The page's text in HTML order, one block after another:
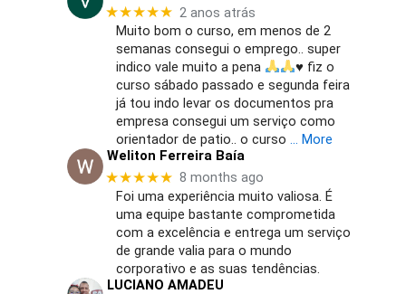
★★★★★ 2 anos atrás
Muito bom o curso, em menos de 2
semanas consegui o emprego.. super
indico vale muito a pena
♥️fiz o
curso sábado passado e segunda feira
já tou indo levar os documentos pra
empresa consegui um serviço como
orientador de patio.. o curso … More
Weliton Ferreira Baía
★★★★★ 8 months ago
Foi uma experiência muito valiosa. É
uma equipe bastante comprometida
com a excelência e entrega um serviço
de grande valia para o mundo
corporativo e as suas tendências.
LUCIANO AMADEU